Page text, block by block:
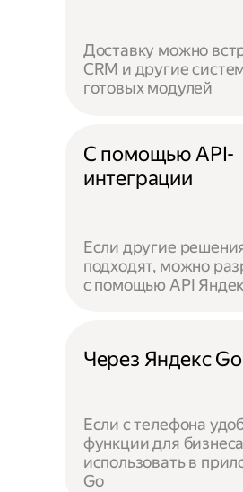
Доставку можно
CRM и другие
готовых модулей
С помощью API-
интеграции
Если другие
подходят, можно
с помощью API
Через Яндекс Go
Если с телефона
функции для
использовать в
Go